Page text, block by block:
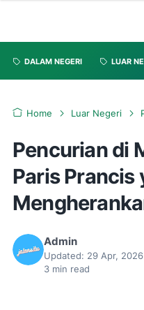
DALAM NEGERI LUAR
Home Luar Negeri
Pencurian di
Paris Prancis
Admin
Updated: 29 Apr, 2026
3 min read